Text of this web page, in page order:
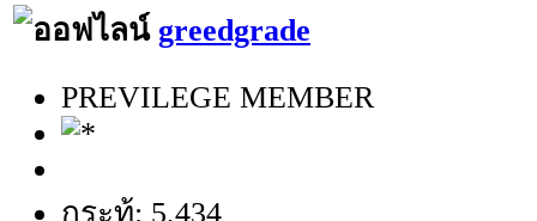
greedgrade
PREVILEGE MEMBER
กระทู้: 5,434